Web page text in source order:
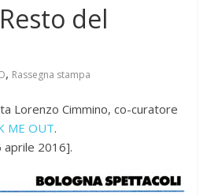
del
, Rassegna stampa
Lorenzo Cimmino, co-curatore
ME OUT.
aprile 2016].